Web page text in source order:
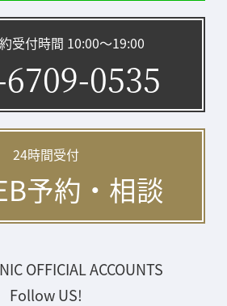
受付時間 10:00〜19:00
0535
24時間受付
予約・相談
OFFICIAL ACCOUNTS
Follow US!